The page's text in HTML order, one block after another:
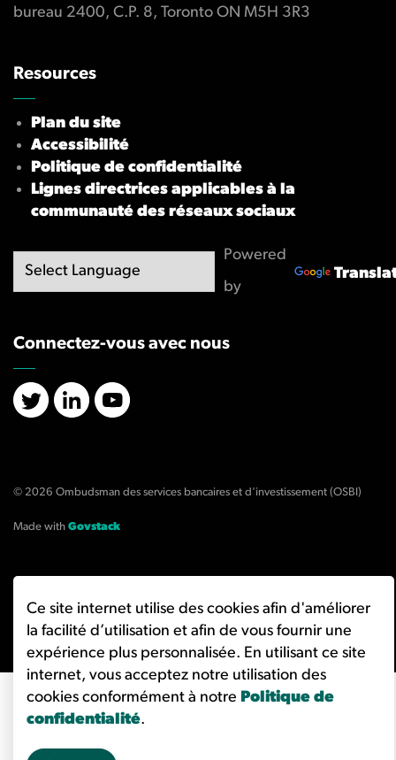
bureau 2400, C.P. 8, Toronto ON M5H 3R3
Resources
Plan du site
Accessibilité
Politique de confidentialité
Lignes directrices applicables à la
communauté des réseaux sociaux
Powered
by
Connectez-vous avec nous
X/TwitterLinkedInYouTube
© 2026 Ombudsman des services bancaires et d'investissement (OSBI)
Made with Govstack
Ce site internet utilise des cookies afin d'améliorer
la facilité d’utilisation et afin de vous fournir une
expérience plus personnalisée. En utilisant ce site
internet, vous acceptez notre utilisation des
cookies conformément à notre Politique de
confidentialité.